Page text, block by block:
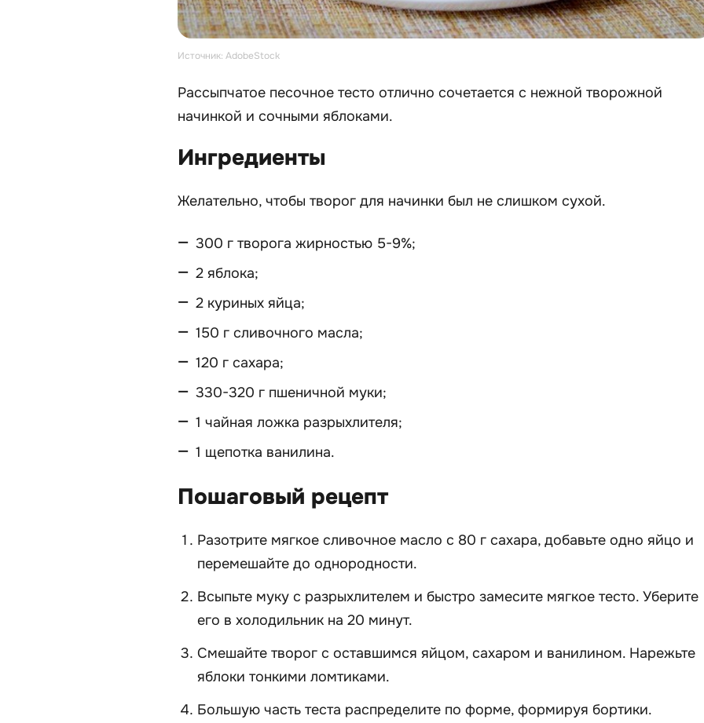
Источник: AdobeStock
Рассыпчатое песочное тесто отлично сочетается с нежной творожной
начинкой и сочными яблоками.
Ингредиенты
Желательно, чтобы творог для начинки был не слишком сухой.
300 г творога жирностью 5-9%;
2 яблока;
2 куриных яйца;
150 г сливочного масла;
120 г сахара;
330-320 г пшеничной муки;
1 чайная ложка разрыхлителя;
1 щепотка ванилина.
Пошаговый рецепт
Разотрите мягкое сливочное масло с 80 г сахара, добавьте одно яйцо и
перемешайте до однородности.
Всыпьте муку с разрыхлителем и быстро замесите мягкое тесто. Уберите
его в холодильник на 20 минут.
Смешайте творог с оставшимся яйцом, сахаром и ванилином. Нарежьте
яблоки тонкими ломтиками.
Большую часть теста распределите по форме, формируя бортики.